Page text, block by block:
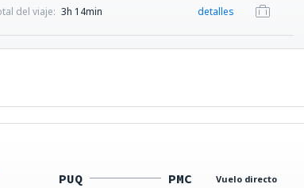
del viaje: 3h 14min detalles
PUQ PMC Vuelo directo